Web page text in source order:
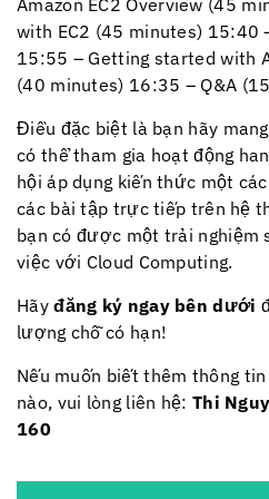
Amazon EC2 Overview (45
with EC2 (45 minutes) 15:40
15:55 – Getting started with
(40 minutes) 16:35 – Q&A
Điều đặc biệt là bạn hãy
có thể tham gia hoạt động
hội áp dụng kiến thức một
các bài tập trực tiếp trên hệ
bạn có được một trải nghiệm
việc với Cloud Computing.
Hãyđăng ký ngay bên dưới
lượng chỗ có hạn!
Nếu muốn biết thêm thông
nào, vui lòng liên hệ: Thi
160